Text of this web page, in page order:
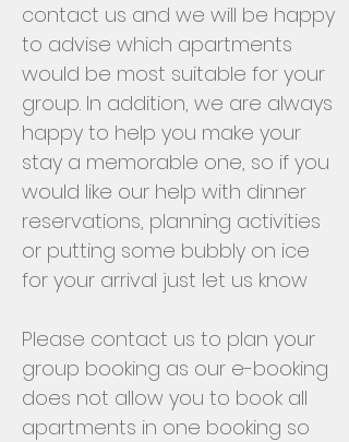
contact us and we will be happy
to advise which apartments
would be most suitable for your
group. In addition, we are always
happy to help you make your
stay a memorable one, so if you
would like our help with dinner
reservations, planning activities
or putting some bubbly on ice
for your arrival just let us know
Please contact us to plan your
group booking as our e-booking
does not allow you to book all
apartments in one booking so